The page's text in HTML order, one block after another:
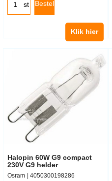
st Bestel
Klik hier
Halopin 60W G9 compact
230V G9 helder
Osram 4050300198286